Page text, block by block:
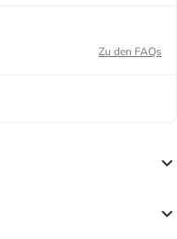
Zu den FAQs